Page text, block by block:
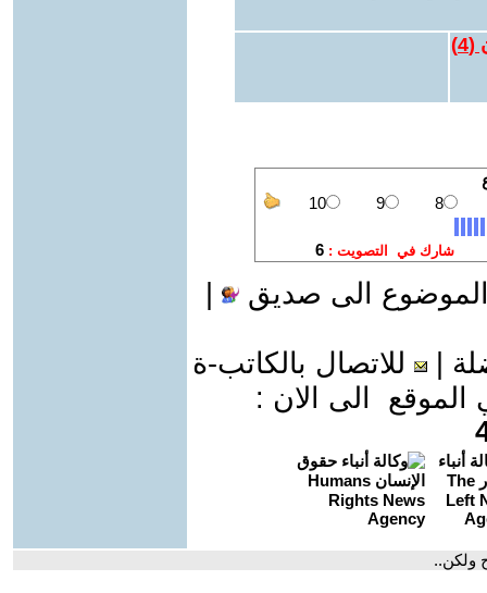
(
4
)
الى صديق
للاتصال بالكاتب-ة
الى الان :
ولكن..